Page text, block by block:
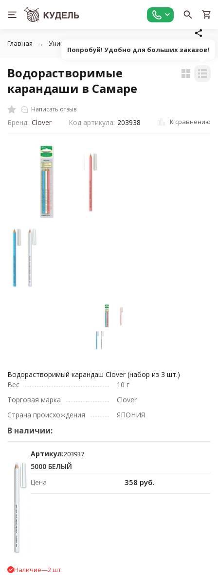
Главная Универсальные товары для рукоделия
Водорастворимые
карандаши в Самаре
Написать отзыв
Бренд: Clover Код артикула: 203938 К сравнению
Водорастворимый карандаш Clover (набор из 3 шт.)
Вес
10 г
Торговая марка
Clover
Страна происхождения
ЯПОНИЯ
В наличии:
Артикул:203937
5000 БЕЛЫЙ
Цена 358 руб.
Наличие—2 шт.
Попробуй! Удобно для больших заказов!